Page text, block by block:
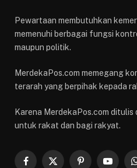
Pewartaan membutuhkan
memenuhi berbagai fungsi
maupun politik.
MerdekaPos.com memegang
terarah yang berpihak kepada
Karena MerdekaPos.com ditulis
untuk rakat dan bagi rakyat.
Facebook
X
Pinterest